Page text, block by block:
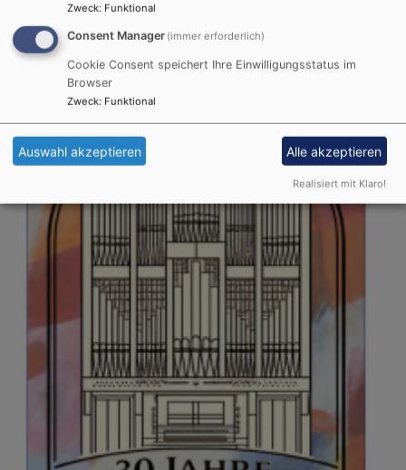
Unsere nächsten Veranstaltungen
Zweck: Funktional
Consent Manager (immer erforderlich)
Cookie Consent speichert Ihre Einwilligungsstatus im
Browser
Zweck: Funktional
Auswahl akzeptieren Alle akzeptieren
Realisiert mit Klaro!